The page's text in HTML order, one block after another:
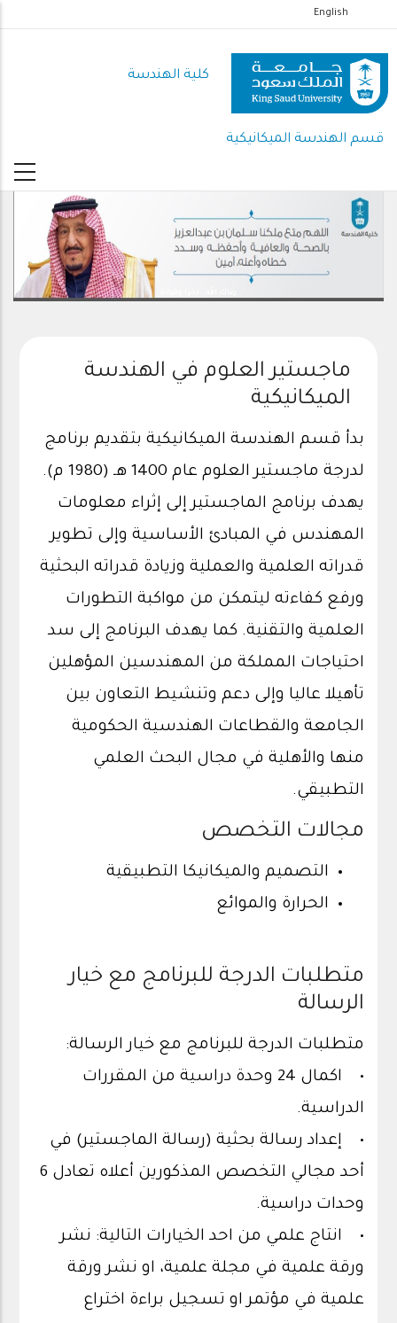
إلى
المحتوى
الرئيسي
English
كلية الهندسة
قسم الهندسة الميكانيكية
ماجستير العلوم في الهندسة
الميكانيكية
بدأ قسم الهندسة الميكانيكية بتقديم برنامج
لدرجة ماجستير العلوم عام 1400 هـ (1980 م).
يهدف برنامج الماجستير إلى إثراء معلومات
المهندس في المبادئ الأساسية وإلى تطوير
قدراته العلمية والعملية وزيادة قدراته البحثية
ورفع كفاءته ليتمكن من مواكبة التطورات
العلمية والتقنية. كما يهدف البرنامج إلى سد
احتياجات المملكة من المهندسين المؤهلين
تأهيلا عاليا وإلى دعم وتنشيط التعاون بين
الجامعة والقطاعات الهندسية الحكومية
منها والأهلية في مجال البحث العلمي
التطبيقي.
مجالات التخصص
التصميم والميكانيكا التطبيقية
الحرارة والموائع
متطلبات الدرجة للبرنامج مع خيار
الرسالة
متطلبات الدرجة للبرنامج مع خيار الرسالة:
• اكمال 24 وحدة دراسية من المقررات
الدراسية.
• إعداد رسالة بحثية (رسالة الماجستير) في
أحد مجالي التخصص المذكورين أعلاه تعادل 6
وحدات دراسية.
• انتاج علمي من احد الخيارات التالية: نشر
ورقة علمية في مجلة علمية، او نشر ورقة
علمية في مؤتمر او تسجيل براءة اختراع